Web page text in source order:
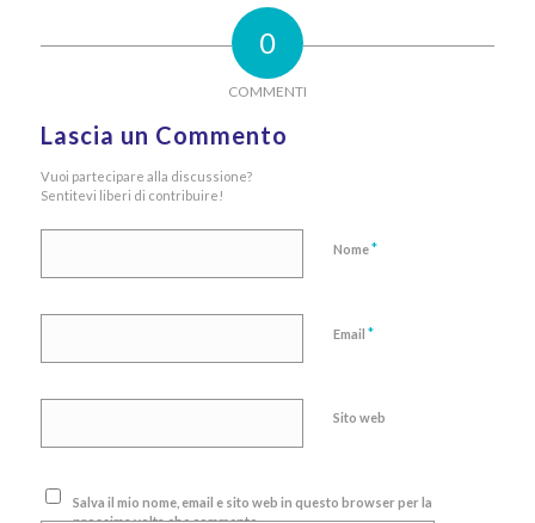
0
COMMENTI
Lascia un Commento
Vuoi partecipare alla discussione?
Sentitevi liberi di contribuire!
Nome*
Email *
Sito web
Salva il mio nome, email e sito web in questo browser per la